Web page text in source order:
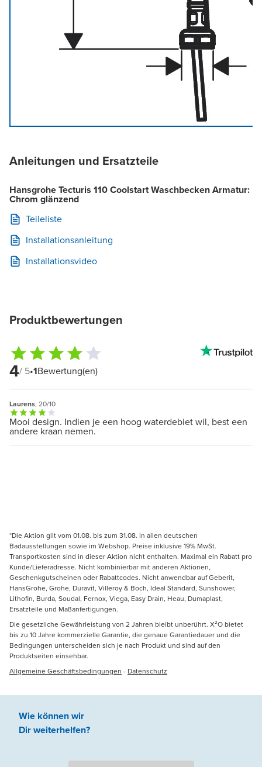
Anleitungen und Ersatzteile
Hansgrohe Tecturis 110 Coolstart Waschbecken Armatur:
Chrom glänzend
Teileliste
Installationsanleitung
Installationsvideo
Produktbewertungen
4/ 5•1Bewertung(en)
Laurens, 20/10
Mooi design. Indien je een hoog waterdebiet wil, best een
andere kraan nemen.
*Die Aktion gilt vom 01.08. bis zum 31.08. in allen deutschen
Badausstellungen sowie im Webshop. Preise inklusive 19% MwSt.
Transportkosten sind in dieser Aktion nicht enthalten. Maximal ein Rabatt pro
Kunde/Lieferadresse. Nicht kombinierbar mit anderen Aktionen,
Geschenkgutscheinen oder Rabattcodes. Nicht anwendbar auf Geberit,
HansGrohe, Grohe, Duravit, Villeroy & Boch, Ideal Standard, Sunshower,
Lithofin, Burda, Soudal, Fernox, Viega, Easy Drain, Heau, Dumaplast,
Ersatzteile und Maßanfertigungen.
Die gesetzliche Gewährleistung von 2 Jahren bleibt unberührt. X²O bietet
bis zu 10 Jahre kommerzielle Garantie, die genaue Garantiedauer und die
Bedingungen unterscheiden sich je nach Produkt und sind auf den
Produktseiten einsehbar.
Allgemeine Geschäftsbedingungen - Datenschutz
Wie können wir
Dir weiterhelfen?